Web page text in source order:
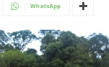
WhatsApp